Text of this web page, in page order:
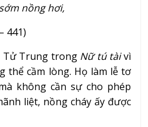
nồng hơi,
441)
Trung trong Nữ tú tàivì
thể cầm lòng. Họ làm lễ tơ
không cần sự cho phép
liệt, nồng cháy ấy được